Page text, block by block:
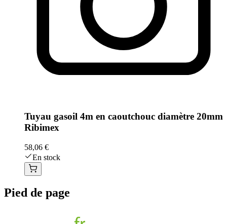
Tuyau gasoil 4m en caoutchouc diamètre 20mm
Ribimex
58,06 €
En stock
Pied de page